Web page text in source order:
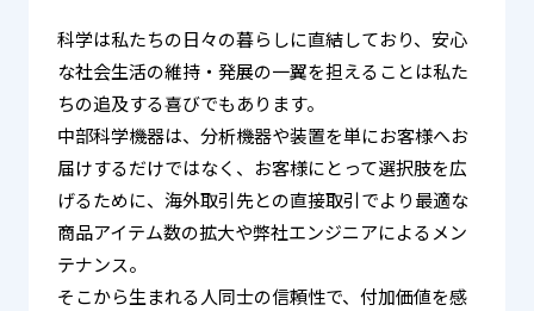
科学は私たちの日々の暮らしに直結しており、安心
な社会生活の維持・発展の一翼を担えることは私た
ちの追及する喜びでもあります。
中部科学機器は、分析機器や装置を単にお客様へお
届けするだけではなく、お客様にとって選択肢を広
げるために、 海外取引先との直接取引でより最適な
商品アイテム数の拡大や弊社エンジニアによるメン
テナンス。
そこから生まれる人同士の信頼性で、付加価値を感